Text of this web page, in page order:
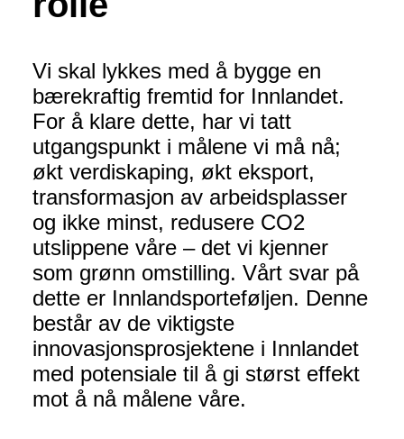
Vi skal lykkes med å bygge en
bærekraftig fremtid for Innlandet.
For å klare dette, har vi tatt
utgangspunkt i målene vi må nå;
økt verdiskaping, økt eksport,
transformasjon av arbeidsplasser
og ikke minst, redusere CO2
utslippene våre – det vi kjenner
som grønn omstilling. Vårt svar på
dette er Innlandsporteføljen. Denne
består av de viktigste
innovasjonsprosjektene i Innlandet
med potensiale til å gi størst effekt
mot å nå målene våre.